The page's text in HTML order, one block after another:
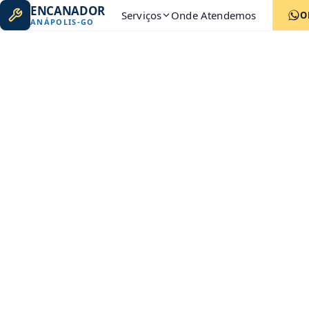
ENCANADOR
ANÁPOLIS-GO Serviços Onde Atendemos